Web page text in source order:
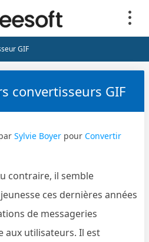
GIF
convertisseurs GIF
Sylvie Boyer pourConvertir
contraire, il semble
ces dernières années
de messageries
aux utilisateurs. Il est